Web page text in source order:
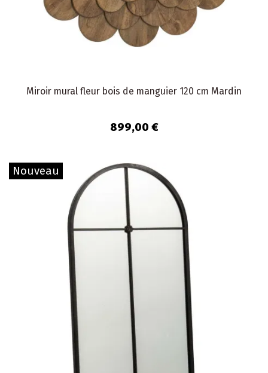
Miroir mural fleur bois de manguier 120 cm Mardin
899,00 €
Nouveau